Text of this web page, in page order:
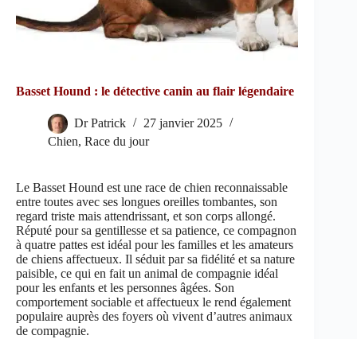
Basset Hound : le détective canin au flair légendaire
Dr Patrick
27 janvier 2025
Chien, Race du jour
Le Basset Hound est une race de chien reconnaissable
entre toutes avec ses longues oreilles tombantes, son
regard triste mais attendrissant, et son corps allongé.
Réputé pour sa gentillesse et sa patience, ce compagnon
à quatre pattes est idéal pour les familles et les amateurs
de chiens affectueux. Il séduit par sa fidélité et sa nature
paisible, ce qui en fait un animal de compagnie idéal
pour les enfants et les personnes âgées. Son
comportement sociable et affectueux le rend également
populaire auprès des foyers où vivent d’autres animaux
de compagnie.